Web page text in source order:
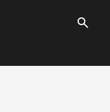
search